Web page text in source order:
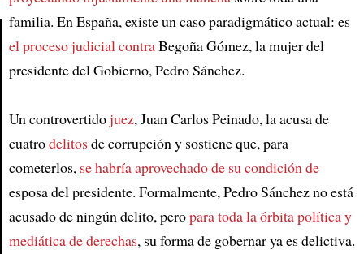
Article
familia. En España, existe un caso paradigmático actual: es
el proceso judicial contraBegoña Gómez, la mujer del
presidente del Gobierno, Pedro Sánchez.
Un controvertidojuez, Juan Carlos Peinado, la acusa de
cuatrodelitosde corrupción y sostiene que, para
cometerlos, se habría aprovechado de su condición de
esposa del presidente. Formalmente, Pedro Sánchez no está
acusado de ningún delito, peropara toda la órbita política y
mediática de derechas, su forma de gobernar ya es delictiva.